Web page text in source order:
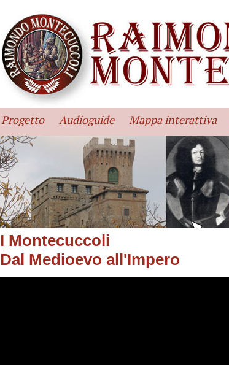
Progetto Audioguide Mappa interattiva
I Montecuccoli
Dal Medioevo all'Impero